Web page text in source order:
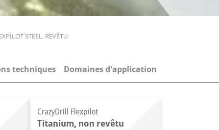
STEEL, REVÊTU
techniques Domaines d'application
CrazyDrill Flexpilot
Titanium, non revêtu